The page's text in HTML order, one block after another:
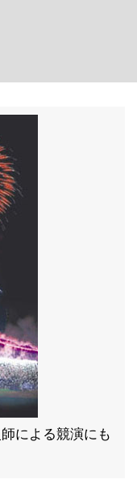
による競演にも